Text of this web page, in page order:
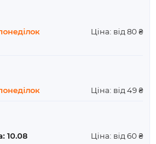
Ціна: від 80 ₴
Ціна: від 49 ₴
10.08
Ціна: від 60 ₴